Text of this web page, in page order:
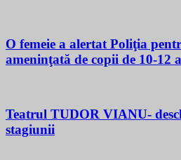
O femeie a alertat Poliţia
ameninţată de copii de 10-12
Teatrul TUDOR VIANU-
stagiunii